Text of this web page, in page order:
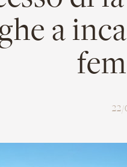
a
22/